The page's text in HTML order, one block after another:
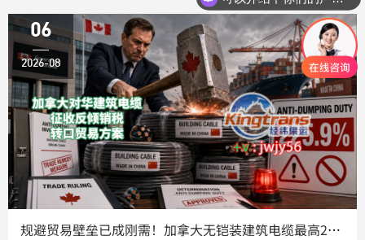
06
2026-08
规避贸易壁垒已成刚需！加拿大无铠装建筑电缆最高225.9%双
你们是怎么收费的呢？